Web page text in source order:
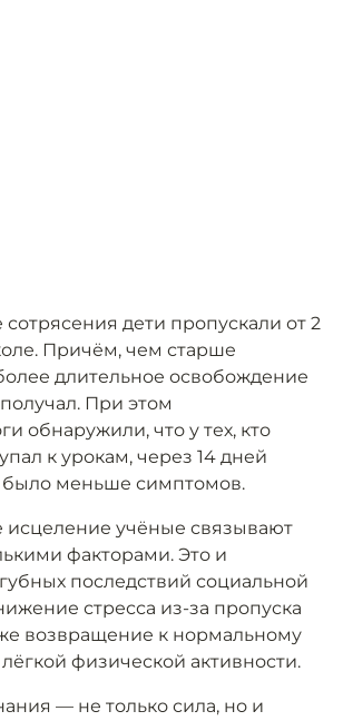
дети пропускали от 2
Причём, чем старше
длительное освобождение
При этом
обнаружили, что у тех, кто
к урокам, через 14 дней
было меньше симптомов.
исцеление учёные связывают
факторами. Это и
последствий социальной
стресса из-за пропуска
возвращение к нормальному
физической активности.
— не только сила, но и